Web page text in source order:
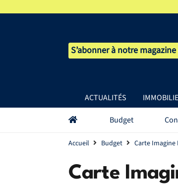
S’abonner à notre
ACTUALITÉS
Budget
Accueil Budget Carte Imagine
Carte